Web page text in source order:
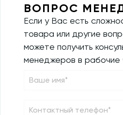
ВОПРОС
Если у Вас есть
товара или другие
можете получить
менеджеров в рабочие